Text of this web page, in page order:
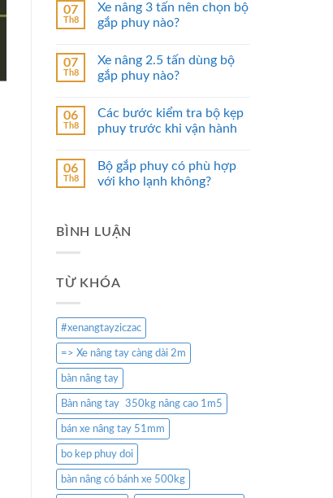
07
Th8
Xe nâng 3 tấn nên chọn bộ
gắp phuy nào?
07
Th8
Xe nâng 2.5 tấn dùng bộ
gắp phuy nào?
06
Th8
Các bước kiểm tra bộ kẹp
phuy trước khi vận hành
06
Th8
Bộ gắp phuy có phù hợp
với kho lạnh không?
BÌNH LUẬN
TỪ KHÓA
#xenangtayziczac
=> Xe nâng tay càng dài 2m
bàn nâng tay
Bàn nâng tay 350kg nâng cao 1m5
bán xe nâng tay 51mm
bo kep phuy doi
bàn nâng có bánh xe 500kg